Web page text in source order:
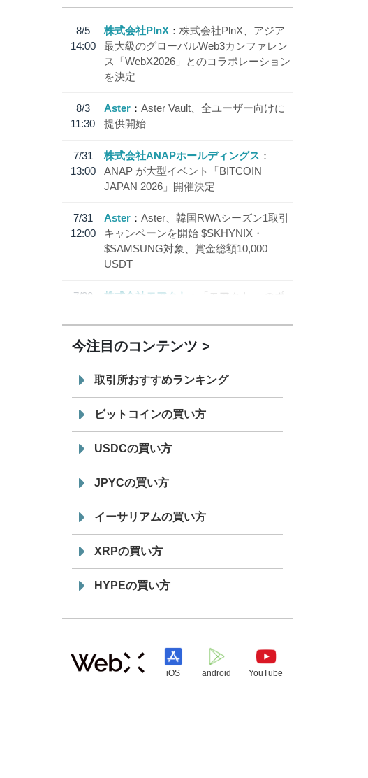
8/5
14:00
株式会社PlnX
株式会社PlnX、アジア
最大級のグローバルWeb3カンファレン
ス「WebX2026」とのコラボレーション
を決定
8/3
11:30
Aster
Aster Vault、全ユーザー向けに
提供開始
7/31
13:00
株式会社ANAPホールディングス
ANAP が大型イベント「BITCOIN
JAPAN 2026」開催決定
7/31
12:00
Aster
Aster、韓国RWAシーズン1取引
キャンペーンを開始 $SKHYNIX・
$SAMSUNG対象、賞金総額10,000
USDT
7/30
株式会社モアクト
「モアクト」 のポ
「 JPYC」を追加
19:30
てステーブルコイン「JPYSC」徹底解
説セミナーを開催
今注目のコンテンツ
取引所おすすめランキング
ビットコインの買い方
USDCの買い方
JPYCの買い方
イーサリアムの買い方
XRPの買い方
HYPEの買い方
iOS android YouTube